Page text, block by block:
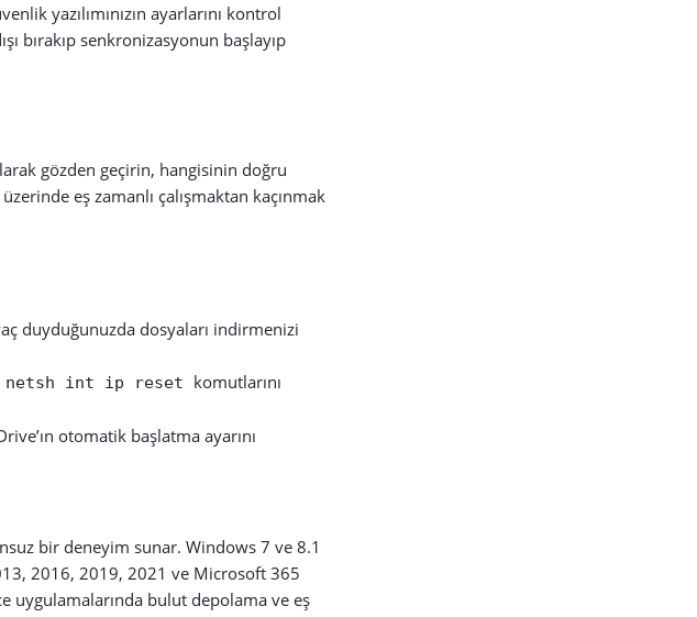
yazılımınızın ayarlarını kontrol
bırakıp senkronizasyonun başlayıp
gözden geçirin, hangisinin doğru
eş zamanlı çalışmaktan kaçınmak
duyduğunuzda dosyaları indirmenizi
netsh int ip reset
komutlarını
otomatik başlatma ayarını
bir deneyim sunar. Windows 7 ve 8.1
2016, 2019, 2021 ve Microsoft 365
uygulamalarında bulut depolama ve eş